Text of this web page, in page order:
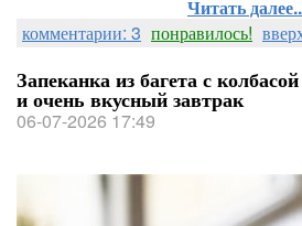
Читать
комментарии: 3 понравилось!
Запеканка из багета с
и очень вкусный завтрак
06-07-2026 17:49